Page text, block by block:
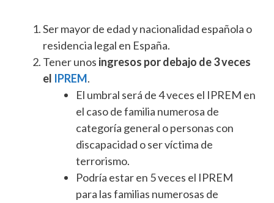
Ser mayor de edad y nacionalidad española o
residencia legal en España.
Tener unos ingresos por debajo de 3 veces
el IPREM.
El umbral será de 4 veces el IPREM en
el caso de familia numerosa de
categoría general o personas con
discapacidad o ser víctima de
terrorismo.
Podría estar en 5 veces el IPREM
para las familias numerosas de